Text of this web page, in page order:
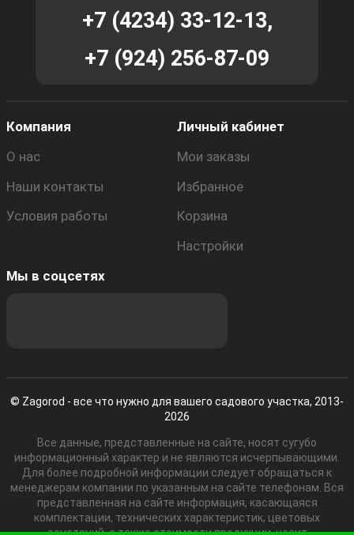
+7 (4234) 33-12-13,
+7 (924) 256-87-09
Компания
О нас
Наши контакты
Условия работы
Личный кабинет
Мои заказы
Избранное
Корзина
Настройки
Мы в соцсетях
© Zagorod - все что нужно для вашего садового участка, 2013-
2026
Все данные, представленные на сайте, носят сугубо
информационный характер и не являются исчерпывающими.
Для более подробной информации следует обращаться к
менеджерам компании по указанным на сайте телефонам. Вся
представленная на сайте информация, касающаяся
комплектации, технических характеристик, цветовых